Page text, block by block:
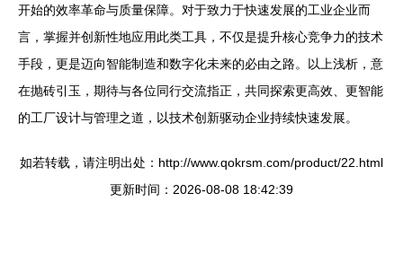
开始的效率革命与质量保障。对于致力于快速发展的工业企业而
言，掌握并创新性地应用此类工具，不仅是提升核心竞争力的技术
手段，更是迈向智能制造和数字化未来的必由之路。以上浅析，意
在抛砖引玉，期待与各位同行交流指正，共同探索更高效、更智能
的工厂设计与管理之道，以技术创新驱动企业持续快速发展。
如若转载，请注明出处：http://www.qokrsm.com/product/22.html
更新时间：2026-08-08 18:42:39